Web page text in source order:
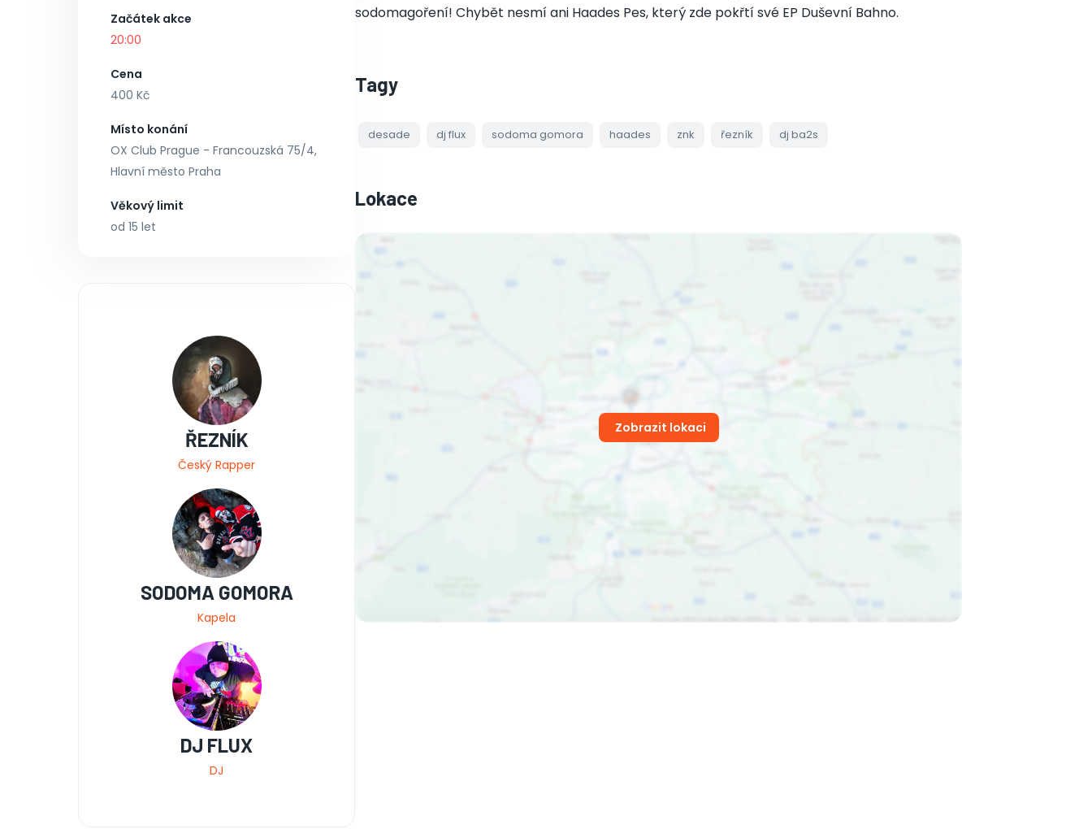
Začátek akce
20:00
Cena
400 Kč
Místo konání
OX Club Prague - Francouzská 75/4,
Hlavní město Praha
Věkový limit
od 15 let
ŘEZNÍK
Český Rapper
SODOMA GOMORA
Kapela
DJ FLUX
DJ
sodomagoření! Chybět nesmí ani Haades Pes, který zde pokřtí své EP Duševní Bahno.
Tagy
desade dj flux sodoma gomora haades znk řezník dj ba2s
Lokace
Zobrazit lokaci